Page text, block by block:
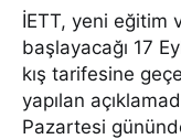
İETT, yeni eğitim
başlayacağı 17
kış tarifesine
yapılan
Pazartesi